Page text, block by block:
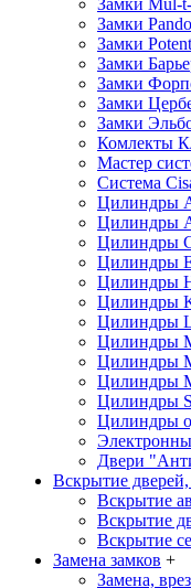
Замки
Замки Potent
Замки
Замки
Замки
Замки
Комлекты
Мастер
Система
Цилиндры
Цилиндры
Цилиндры
Цилиндры
Цилиндры
Цилиндры
Цилиндры
Цилиндры
Цилиндры
Цилиндры
Цилиндры
Цилиндры
Двери
Вскрытие
Вскрытие
Вскрытие
Вскрытие
Замена замков +
Замена,